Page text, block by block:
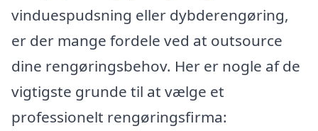
vinduespudsning eller dybderengøring,
er der mange fordele ved at outsource
dine rengøringsbehov. Her er nogle af de
vigtigste grunde til at vælge et
professionelt rengøringsfirma: